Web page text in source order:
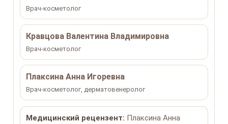
Врач-косметолог
Кравцова Валентина Владимировна
Врач-косметолог
Плаксина Анна Игоревна
Врач-косметолог, дерматовенеролог
Медицинский рецензент: Плаксина Анна